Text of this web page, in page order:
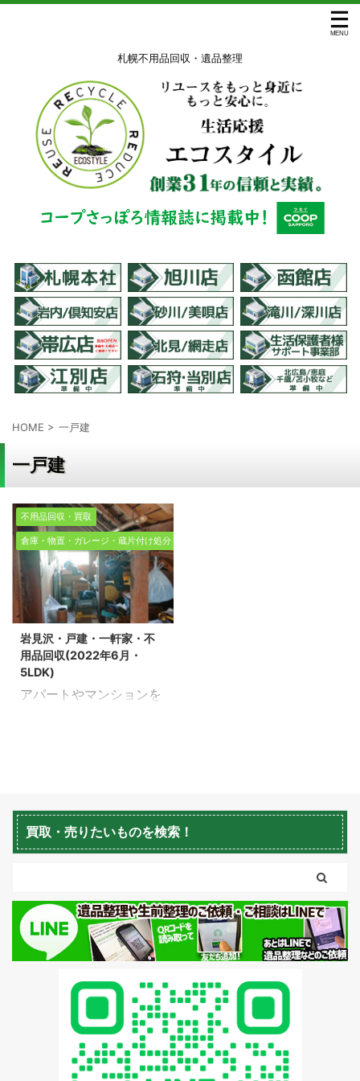
札幌不用品回収・遺品整理
HOME > 一戸建
一戸建
不用品回収・買取
倉庫・物置・ガレージ・蔵片付け処分
岩見沢・戸建・一軒家・不
用品回収(2022年6月・
5LDK)
アパートやマンションを
ル」です。 今回は岩見沢
市で売却に伴う一軒家
5LDKの片付けをさせて
の片付け作業(2022年6
月) 不動産会社様・物
件オーナー様からのご依
頼もお待ちしておりま
す。 生活応援エコスタイ
ル 不要品回収・買取・片
付け処分は現場数を数多
く経験している会社に頼
むのが一番。生活応援エ
買取・売りたいものを検索！